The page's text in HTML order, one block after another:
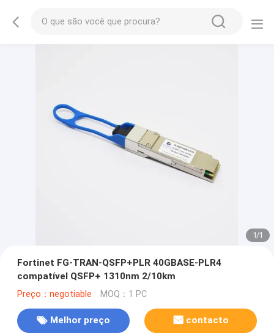
1/1
Fortinet FG-TRAN-QSFP+PLR 40GBASE-PLR4
compatível QSFP+ 1310nm 2/10km
Preço：negotiable MOQ：1 PC
Melhor preço contacto